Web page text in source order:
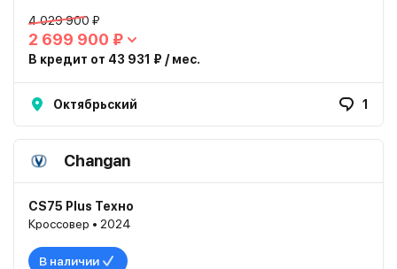
4 029 900 ₽
2 699 900 ₽
В кредит от 43 931 ₽ / мес.
Октябрьский 1
Changan
CS75 Plus Техно
Кроссовер • 2024
В наличии